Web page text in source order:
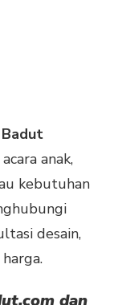
Badut
anak,
kebutuhan
desain,